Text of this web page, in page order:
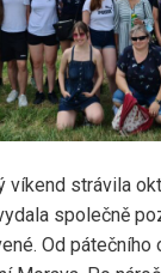
víkend strávila
společně
Od pátečního